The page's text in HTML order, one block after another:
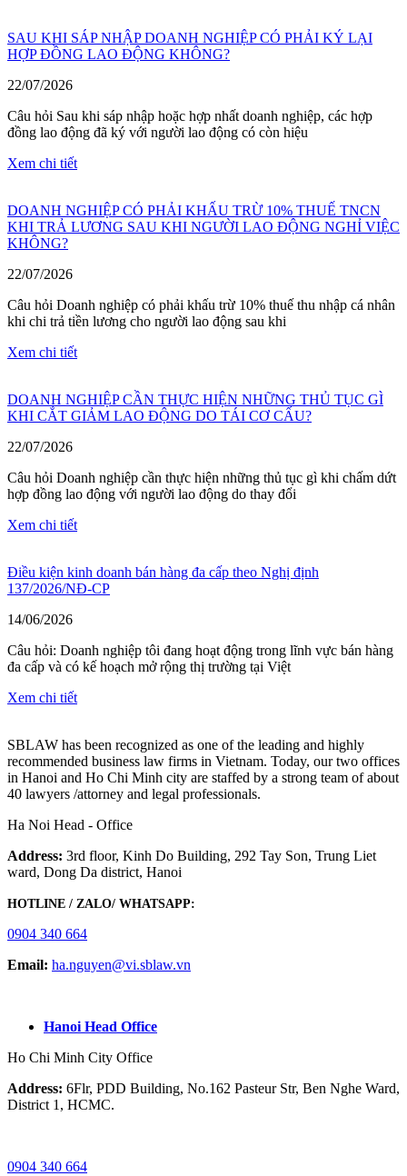
SAU KHI SÁP NHẬP DOANH NGHIỆP CÓ PHẢI KÝ LẠI
HỢP ĐỒNG LAO ĐỘNG KHÔNG?
22/07/2026
Câu hỏi Sau khi sáp nhập hoặc hợp nhất doanh nghiệp, các hợp
đồng lao động đã ký với người lao động có còn hiệu
Xem chi tiết
DOANH NGHIỆP CÓ PHẢI KHẤU TRỪ 10% THUẾ TNCN
KHI TRẢ LƯƠNG SAU KHI NGƯỜI LAO ĐỘNG NGHỈ VIỆC
KHÔNG?
22/07/2026
Câu hỏi Doanh nghiệp có phải khấu trừ 10% thuế thu nhập cá nhân
khi chi trả tiền lương cho người lao động sau khi
Xem chi tiết
DOANH NGHIỆP CẦN THỰC HIỆN NHỮNG THỦ TỤC GÌ
KHI CẮT GIẢM LAO ĐỘNG DO TÁI CƠ CẤU?
22/07/2026
Câu hỏi Doanh nghiệp cần thực hiện những thủ tục gì khi chấm dứt
hợp đồng lao động với người lao động do thay đổi
Xem chi tiết
Điều kiện kinh doanh bán hàng đa cấp theo Nghị định
137/2026/NĐ-CP
14/06/2026
Câu hỏi: Doanh nghiệp tôi đang hoạt động trong lĩnh vực bán hàng
đa cấp và có kế hoạch mở rộng thị trường tại Việt
Xem chi tiết
SBLAW has been recognized as one of the leading and highly
recommended business law firms in Vietnam. Today, our two offices
in Hanoi and Ho Chi Minh city are staffed by a strong team of about
40 lawyers /attorney and legal professionals.
Ha Noi Head - Office
Address: 3rd floor, Kinh Do Building, 292 Tay Son, Trung Liet
ward, Dong Da district, Hanoi
HOTLINE / ZALO/ WHATSAPP:
0904 340 664
Email: ha.nguyen@vi.sblaw.vn
Hanoi Head Office
Ho Chi Minh City Office
Address: 6Flr, PDD Building, No.162 Pasteur Str, Ben Nghe Ward,
District 1, HCMC.
0904 340 664